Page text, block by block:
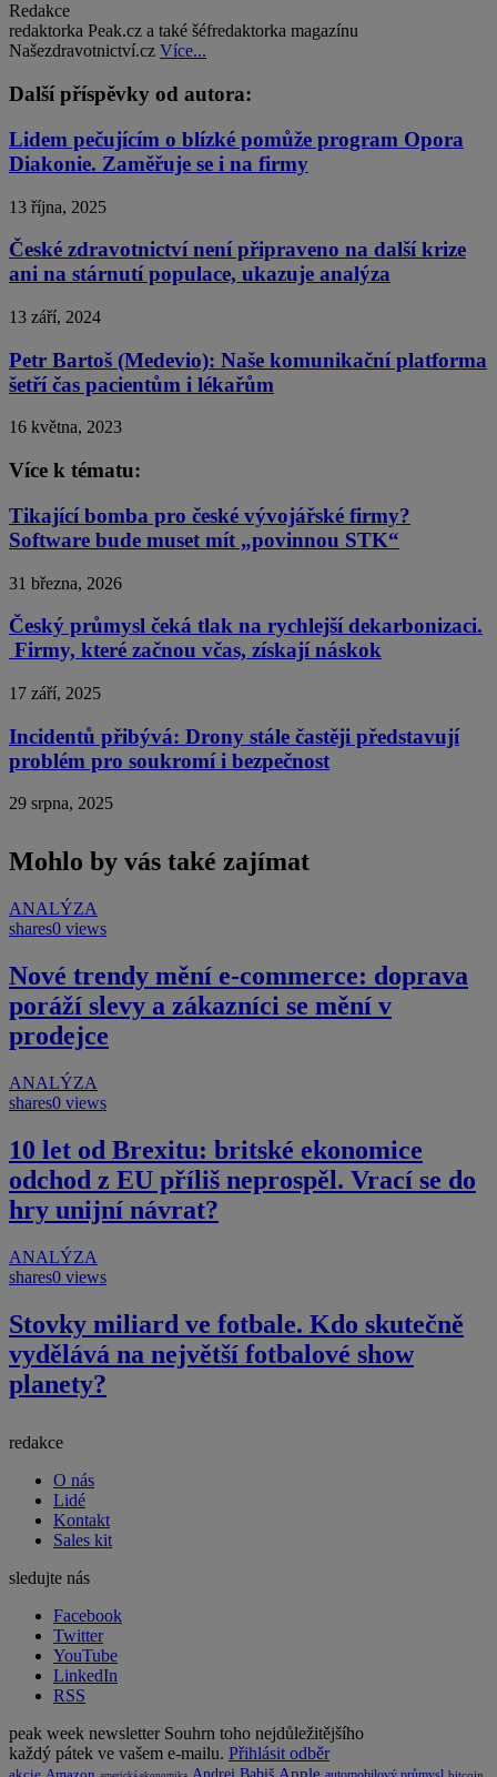
Redakce
redaktorka Peak.cz a také šéfredaktorka magazínu
Našezdravotnictví.cz Více...
Další příspěvky od autora:
Lidem pečujícím o blízké pomůže program Opora
Diakonie. Zaměřuje se i na firmy
13 října, 2025
České zdravotnictví není připraveno na další krize
ani na stárnutí populace, ukazuje analýza
13 září, 2024
Petr Bartoš (Medevio): Naše komunikační platforma
šetří čas pacientům i lékařům
16 května, 2023
Více k tématu:
Tikající bomba pro české vývojářské firmy?
Software bude muset mít „povinnou STK“
31 března, 2026
Český průmysl čeká tlak na rychlejší dekarbonizaci.
Firmy, které začnou včas, získají náskok
17 září, 2025
Incidentů přibývá: Drony stále častěji představují
problém pro soukromí i bezpečnost
29 srpna, 2025
Mohlo by vás také zajímat
ANALÝZA
shares0 views
Nové trendy mění e-commerce: doprava
poráží slevy a zákazníci se mění v
prodejce
ANALÝZA
shares0 views
10 let od Brexitu: britské ekonomice
odchod z EU příliš neprospěl. Vrací se do
hry unijní návrat?
ANALÝZA
shares0 views
Stovky miliard ve fotbale. Kdo skutečně
vydělává na největší fotbalové show
planety?
redakce
O nás
Lidé
Kontakt
Sales kit
sledujte nás
Facebook
Twitter
YouTube
LinkedIn
RSS
peak week newsletter Souhrn toho nejdůležitějšího
každý pátek ve vašem e-mailu. Přihlásit odběr
Apple